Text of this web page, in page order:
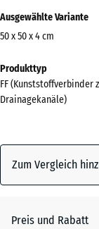
Informationen
zu
Farben?
Farbpalette
Anthrazit(active)
Ausgewählte Variante
50 x 50 x 4 cm
Abmessungen
für
den
x
500
Produkttyp
FF (Kunststoffverbinder
Drainagekanäle)
Zum Vergleich
Preis und Rabatt